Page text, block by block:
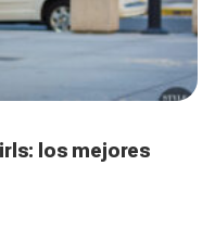
los mejores